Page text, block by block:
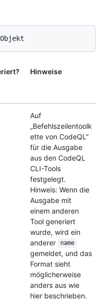
Hinweise
Auf
„Befehlszeilentoolk
ette von CodeQL“
für die Ausgabe
aus den CodeQL
CLI-Tools
festgelegt.
Hinweis: Wenn die
Ausgabe mit
einem anderen
Tool generiert
wurde, wird ein
anderer
name
gemeldet, und das
Format sieht
möglicherweise
anders aus wie
hier beschrieben.